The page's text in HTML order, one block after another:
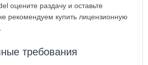
оцените раздачу и оставьте
рекомендуем купить лицензионную
требования